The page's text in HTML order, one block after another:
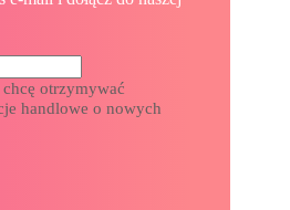
otrzymywać
handlowe o nowych